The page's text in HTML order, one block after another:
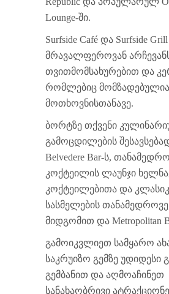
Lounge-ში.
Surfside Café და Surfside
მრავალფეროვან
თვითმომსახურებით და
რომლებიც მომზადებულია
მოთხოვნისთანავე.
ბორტზე თქვენი
გამოცდილების
Belvedere Bar-ს,
კოქტეილის ლაუნჯი
კოქტეილებითა და
სასმელების
მიდგომით და Metropolitan
გამოიკვლიეთ სამყარო
საკრუიზო გემზე უდიდესი
გემბანით და აღმოაჩინეთ
სანახაობრივი